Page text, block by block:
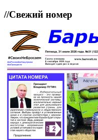
//Свежий номер